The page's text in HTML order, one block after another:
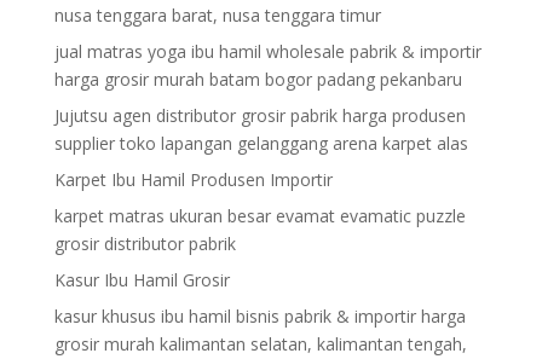
nusa tenggara barat, nusa tenggara timur
jual matras yoga ibu hamil wholesale pabrik & importir
harga grosir murah batam bogor padang pekanbaru
Jujutsu agen distributor grosir pabrik harga produsen
supplier toko lapangan gelanggang arena karpet alas
Karpet Ibu Hamil Produsen Importir
karpet matras ukuran besar evamat evamatic puzzle
grosir distributor pabrik
Kasur Ibu Hamil Grosir
kasur khusus ibu hamil bisnis pabrik & importir harga
grosir murah kalimantan selatan, kalimantan tengah,